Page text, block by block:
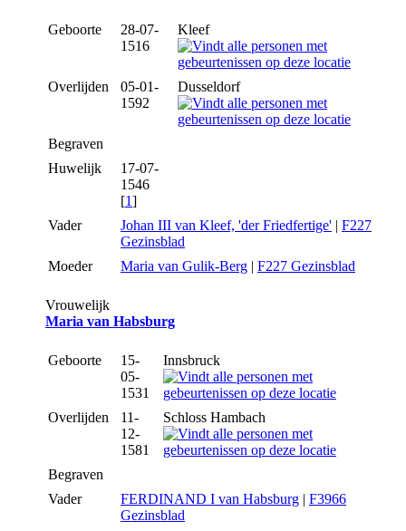
Geboorte
28-07-
1516
Kleef
Overlijden
05-01-
1592
Dusseldorf
Begraven
Huwelijk
17-07-
1546
[1]
Vader
Johan III van Kleef, 'der Friedfertige' | F227
Gezinsblad
Moeder
Maria van Gulik-Berg | F227 Gezinsblad
Vrouwelijk
Maria van Habsburg
Geboorte
15-
05-
1531
Innsbruck
Overlijden
11-
12-
1581
Schloss Hambach
Begraven
Vader
FERDINAND I van Habsburg | F3966
Gezinsblad